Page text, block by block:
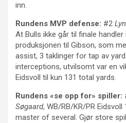
inn.
Rundens MVP defense: #2
At Bulls ikke går til finale
produksjonen til Gibson, som
assist, 3 taklinger for tap av
interceptions, utvilsomt var en
Eidsvoll til kun 131 total yards.
Rundens «se opp for» spiller:
Søgaard, WB/RB/KR/PR
master of several. Gjør store